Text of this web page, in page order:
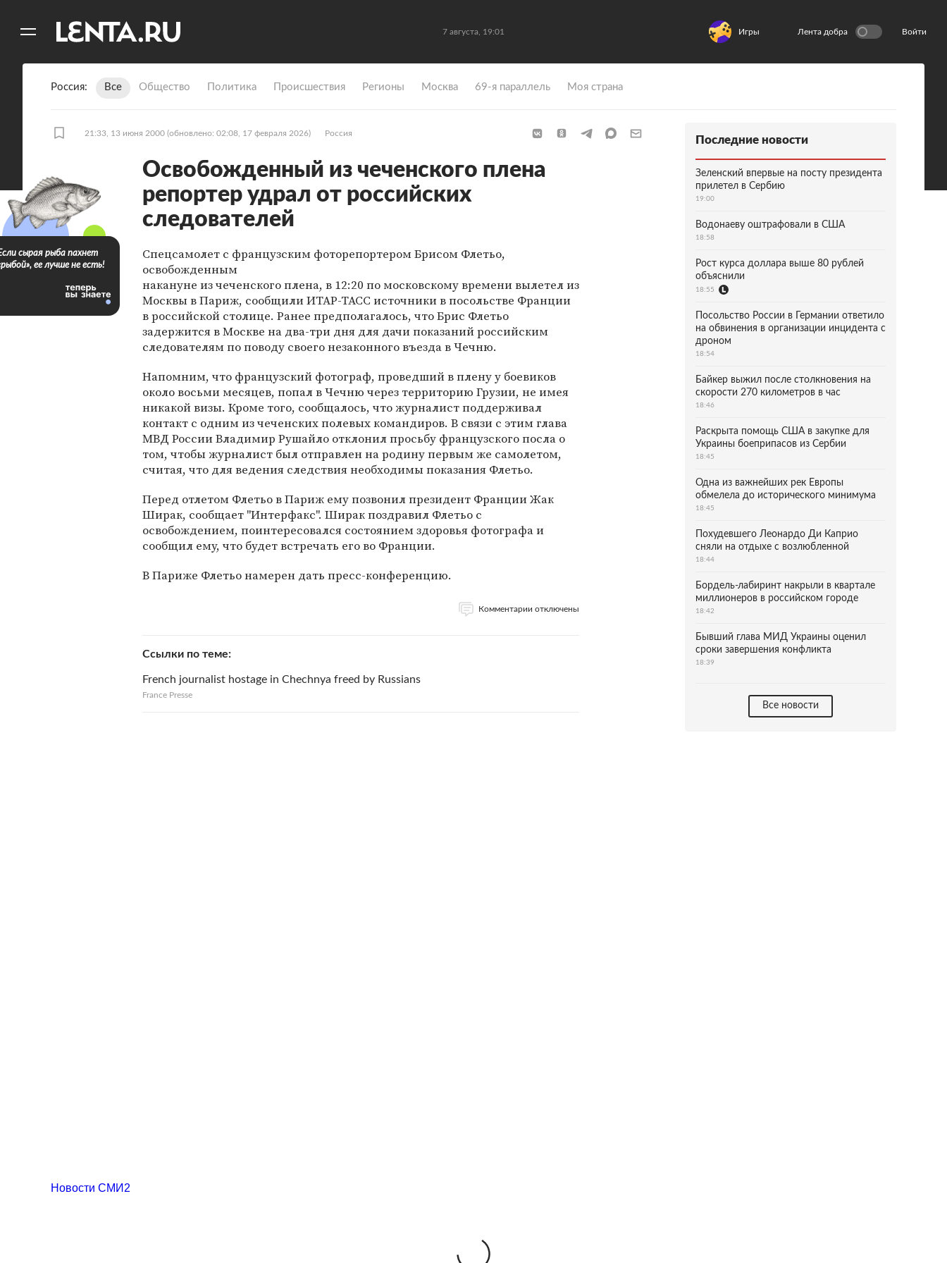
7 августа, 19:01 Игры Лента добра Войти
Россия Все Общество Политика Происшествия Регионы Москва 69-я параллель Моя страна
21:33, 13 июня 2000 (обновлено: 02:08, 17 февраля 2026) Россия
Освобожденный из чеченского плена
репортер удрал от российских
следователей
Спецсамолет с французским фоторепортером Брисом Флетьо,
освобожденным
накануне из чеченского плена, в 12:20 по московскому времени вылетел из
Москвы в Париж, сообщили ИТАР-ТАСС источники в посольстве Франции
в российской столице. Ранее предполагалось, что Брис Флетьо
задержится в Москве на два-три дня для дачи показаний российским
следователям по поводу своего незаконного въезда в Чечню.
Напомним, что французский фотограф, проведший в плену у боевиков
около восьми месяцев, попал в Чечню через территорию Грузии, не имея
никакой визы. Кроме того, сообщалось, что журналист поддерживал
контакт с одним из чеченских полевых командиров. В связи с этим глава
МВД России Владимир Рушайло отклонил просьбу французского посла о
том, чтобы журналист был отправлен на родину первым же самолетом,
считая, что для ведения следствия необходимы показания Флетьо.
Перед отлетом Флетьо в Париж ему позвонил президент Франции Жак
Ширак, сообщает "Интерфакс". Ширак поздравил Флетьо с
освобождением, поинтересовался состоянием здоровья фотографа и
сообщил ему, что будет встречать его во Франции.
В Париже Флетьо намерен дать пресс-конференцию.
Комментарии отключены
Ссылки по теме
French journalist hostage in Chechnya freed by Russians
France Presse
сырая рыба пахнет
ее лучше не есть!
Последние новости
Зеленский впервые на посту президента
прилетел в Сербию
19:00
Водонаеву оштрафовали в США
18:58
Рост курса доллара выше 80 рублей
объяснили
18:55
Посольство России в Германии ответило
на обвинения в организации инцидента с
дроном
18:54
Байкер выжил после столкновения на
скорости 270 километров в час
18:46
Раскрыта помощь США в закупке для
Украины боеприпасов из Сербии
18:45
Одна из важнейших рек Европы
обмелела до исторического минимума
18:45
Похудевшего Леонардо Ди Каприо
сняли на отдыхе с возлюбленной
18:44
Бордель-лабиринт накрыли в квартале
миллионеров в российском городе
18:42
Бывший глава МИД Украины оценил
сроки завершения конфликта
18:39
Все новости
Новости СМИ2